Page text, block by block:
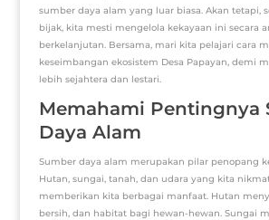
sumber daya alam yang luar biasa. Akan tetapi,
bijak, kita mesti mengelola kekayaan ini secara
berkelanjutan. Bersama, mari kita pelajari cara
keseimbangan ekosistem Desa Papayan, demi
lebih sejahtera dan lestari.
Memahami Pentingnya
Daya Alam
Sumber daya alam merupakan pilar penopang
Hutan, sungai, tanah, dan udara yang kita
memberikan kita berbagai manfaat. Hutan
bersih, dan habitat bagi hewan-hewan. Sungai